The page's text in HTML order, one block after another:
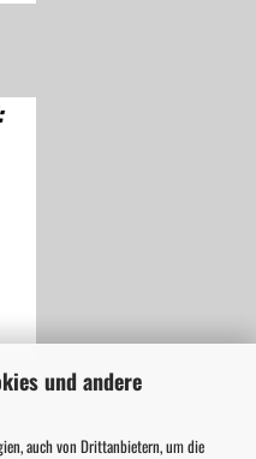
und andere
auch von Drittanbietern, um die